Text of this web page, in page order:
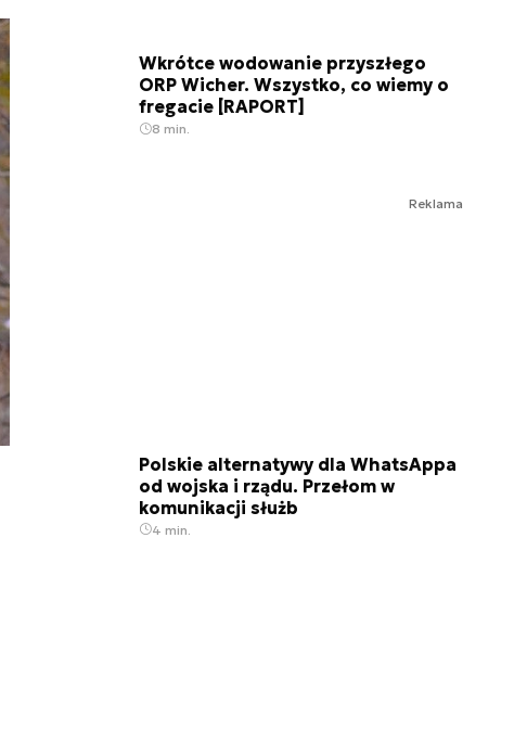
Wkrótce wodowanie przyszłego
ORP Wicher. Wszystko, co wiemy o
fregacie [RAPORT]
8 min.
Reklama
Polskie alternatywy dla WhatsAppa
od wojska i rządu. Przełom w
komunikacji służb
4 min.